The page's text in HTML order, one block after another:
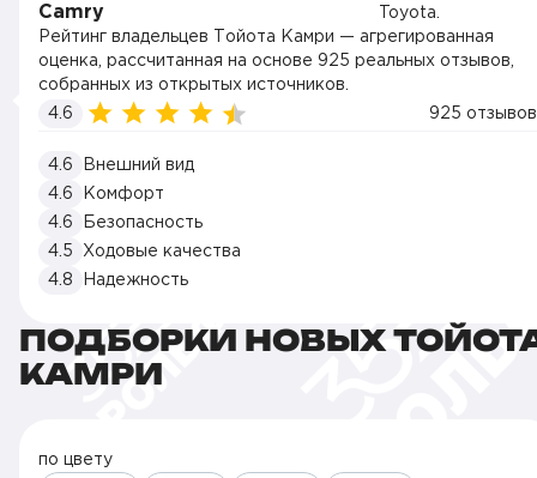
Camry
Рейтинг владельцев Тойота Камри — агрегированная
оценка, рассчитанная на основе 925 реальных отзывов,
собранных из открытых источников.
4.6
925 отзывов
4.6
Внешний вид
4.6
Комфорт
4.6
Безопасность
4.5
Ходовые качества
4.8
Надежность
ПОДБОРКИ НОВЫХ
КАМРИ
по цвету